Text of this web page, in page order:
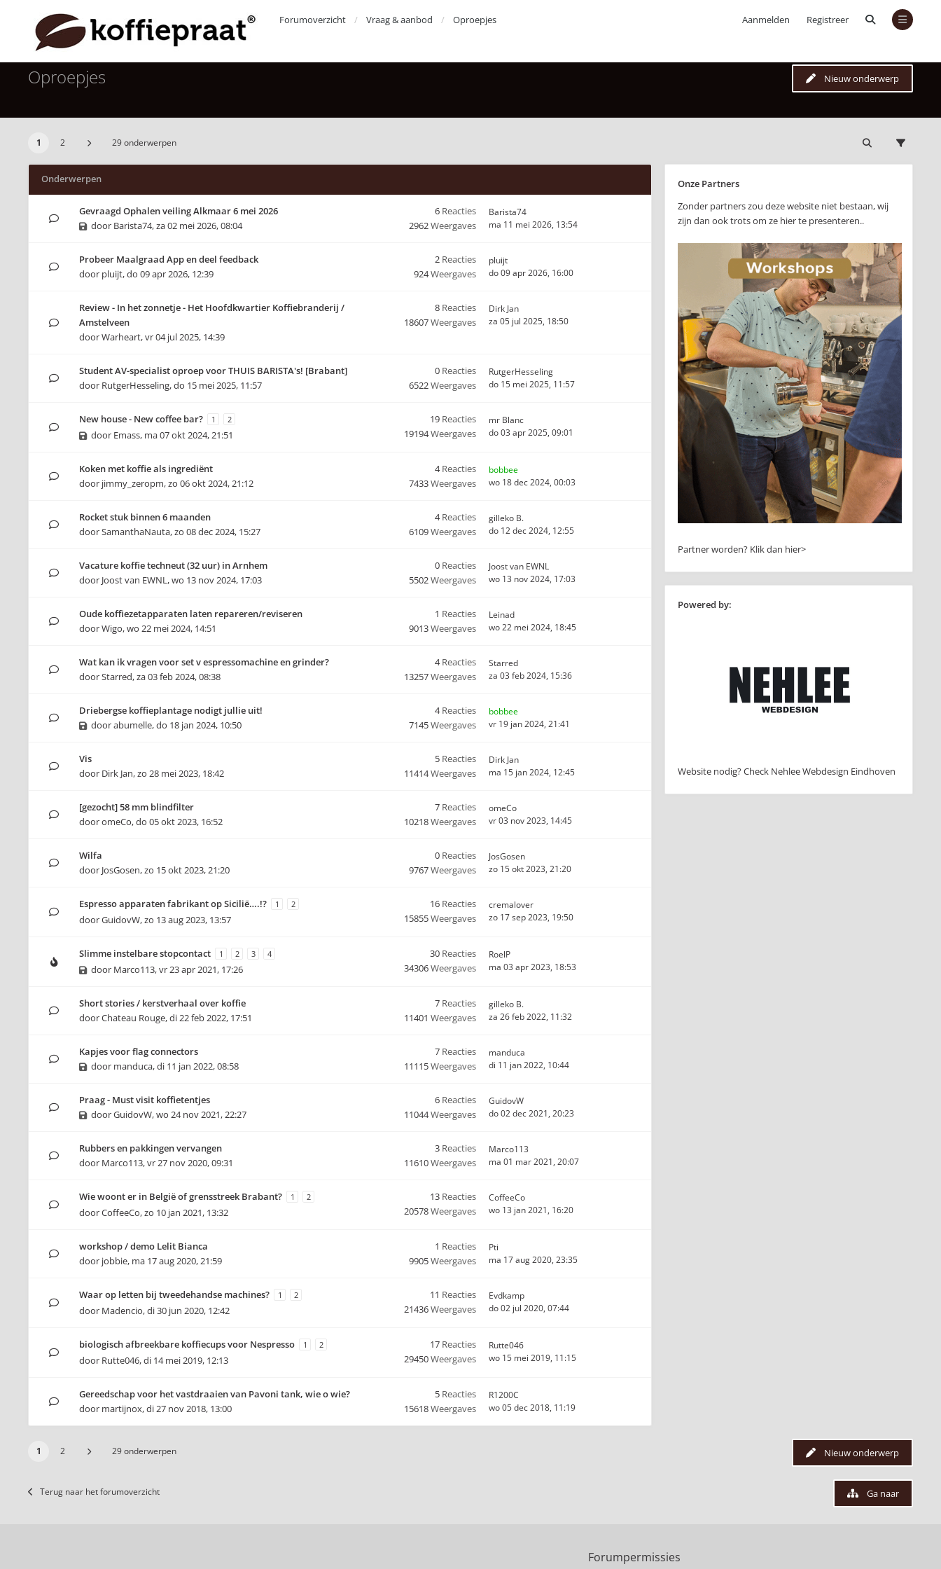
Aanmelden Registreer
Forumoverzicht Vraag & aanbod Oproepjes
Oproepjes Nieuw onderwerp
1 2 29 onderwerpen
Onderwerpen
Gevraagd Ophalen veiling Alkmaar 6 mei 2026
door Barista74,za 02 mei 2026, 08:04
6 Reacties
2962Weergaves
Barista74
ma 11 mei 2026, 13:54
Probeer Maalgraad App en deel feedback
door pluijt,do 09 apr 2026, 12:39
2 Reacties
924Weergaves
pluijt
do 09 apr 2026, 16:00
Review - In het zonnetje - Het Hoofdkwartier Koffiebranderij /
Amstelveen
doorWarheart,vr 04 jul 2025, 14:39
8 Reacties
18607Weergaves
Dirk Jan
za 05 jul 2025, 18:50
Student AV-specialist oproep voor THUIS BARISTA's! [Brabant]
door RutgerHesseling,do 15 mei 2025, 11:57
0 Reacties
6522Weergaves
RutgerHesseling
do 15 mei 2025, 11:57
New house - New coffee bar? 1 2
door Emass, ma 07 okt 2024, 21:51
19 Reacties
19194Weergaves
mr Blanc
do 03 apr 2025, 09:01
Koken met koffie als ingrediënt
door jimmy_zeropm,zo 06 okt 2024, 21:12
4Reacties
7433Weergaves
bobbee
wo 18 dec 2024, 00:03
Rocket stuk binnen 6 maanden
doorSamanthaNauta,zo 08 dec 2024, 15:27
4Reacties
6109Weergaves
gilleko B.
do 12 dec 2024, 12:55
Vacature koffie techneut (32 uur) in Arnhem
door Joost van EWNL,wo 13 nov 2024, 17:03
0 Reacties
5502Weergaves
Joost van EWNL
wo 13 nov 2024, 17:03
Oude koffiezetapparaten laten repareren/reviseren
doorWigo,wo 22 mei 2024, 14:51
1 Reacties
9013Weergaves
Leinad
wo 22 mei 2024, 18:45
Wat kan ik vragen voor set v espressomachine en grinder?
doorStarred,za 03 feb 2024, 08:38
4Reacties
13257Weergaves
Starred
za 03 feb 2024, 15:36
Driebergse koffieplantage nodigt jullie uit!
doorabumelle,do 18 jan 2024, 10:50
4Reacties
7145Weergaves
bobbee
vr 19 jan 2024, 21:41
Vis
door Dirk Jan,zo 28 mei 2023, 18:42
5 Reacties
11414Weergaves
Dirk Jan
ma 15 jan 2024, 12:45
[gezocht] 58 mm blindfilter
dooromeCo,do 05 okt 2023, 16:52
7 Reacties
10218Weergaves
omeCo
vr 03 nov 2023, 14:45
Wilfa
door JosGosen,zo 15 okt 2023, 21:20
0 Reacties
9767Weergaves
JosGosen
zo 15 okt 2023, 21:20
Espresso apparaten fabrikant op Sicilië….!? 1 2
doorGuidovW,zo 13 aug 2023, 13:57
16 Reacties
15855Weergaves
cremalover
zo 17 sep 2023, 19:50
Slimme instelbare stopcontact 1 2 3 4
door Marco113,vr 23 apr 2021, 17:26
30 Reacties
34306Weergaves
RoelP
ma 03 apr 2023, 18:53
Short stories / kerstverhaal over koffie
doorChateau Rouge,di 22 feb 2022, 17:51
7 Reacties
11401 Weergaves
gilleko B.
za 26 feb 2022, 11:32
Kapjes voor flag connectors
door manduca,di 11 jan 2022, 08:58
7 Reacties
11115Weergaves
manduca
di 11 jan 2022, 10:44
Praag - Must visit koffietentjes
doorGuidovW,wo 24 nov 2021, 22:27
6 Reacties
11044Weergaves
GuidovW
do 02 dec 2021, 20:23
Rubbers en pakkingen vervangen
door Marco113,vr 27 nov 2020, 09:31
3 Reacties
11610Weergaves
Marco113
ma 01 mar 2021, 20:07
Wie woont er in België of grensstreek Brabant? 1 2
doorCoffeeCo,zo 10 jan 2021, 13:32
13 Reacties
20578Weergaves
CoffeeCo
wo 13 jan 2021, 16:20
workshop / demo Lelit Bianca
door jobbie, ma 17 aug 2020, 21:59
1 Reacties
9905Weergaves
Pti
ma 17 aug 2020, 23:35
Waar op letten bij tweedehandse machines? 1 2
door Madencio,di 30 jun 2020, 12:42
11 Reacties
21436Weergaves
Evdkamp
do 02 jul 2020, 07:44
biologisch afbreekbare koffiecups voor Nespresso 1 2
door Rutte046,di 14 mei 2019, 12:13
17 Reacties
29450Weergaves
Rutte046
wo 15 mei 2019, 11:15
Gereedschap voor het vastdraaien van Pavoni tank, wie o wie?
door martijnox,di 27 nov 2018, 13:00
5 Reacties
15618Weergaves
R1200C
wo 05 dec 2018, 11:19
Onze Partners
Zonder partners zou deze website niet bestaan, wij
zijn dan ook trots om ze hier te presenteren..
Partner worden? Klik dan hier>
Powered by:
Website nodig? Check Nehlee Webdesign Eindhoven
Nieuw onderwerp
1 2 29 onderwerpen
Terug naar het forumoverzicht Ga naar
Forumpermissies